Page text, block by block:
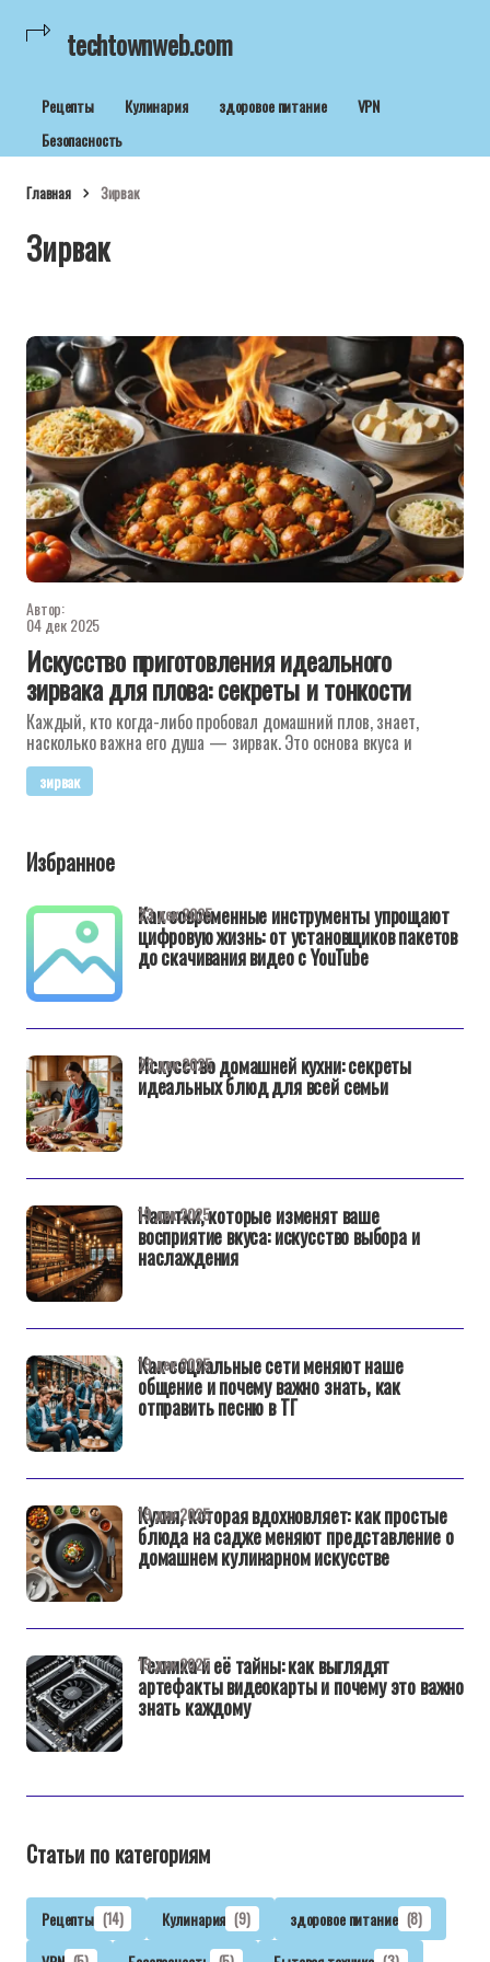
techtownweb.com
Рецепты Кулинария здоровое питание
VPN
Безопасность
Главная Зирвак
Зирвак
Автор:
04 дек 2025
Искусство приготовления идеального
зирвака для плова: секреты и тонкости
Каждый, кто когда-либо пробовал домашний плов, знает,
насколько важна его душа — зирвак. Это основа вкуса и
зирвак
Избранное
Как современные инструменты упрощают
цифровую жизнь: от установщиков пакетов
до скачивания видео с YouTube
23 дек 2025
Искусство домашней кухни: секреты
идеальных блюд для всей семьи
23 дек 2025
Напитки, которые изменят ваше
восприятие вкуса: искусство выбора и
наслаждения
19 дек 2025
Как социальные сети меняют наше
общение и почему важно знать, как
отправить песню в ТГ
19 дек 2025
Кухня, которая вдохновляет: как простые
блюда на садже меняют представление о
домашнем кулинарном искусстве
19 дек 2025
Техника и её тайны: как выглядят
артефакты видеокарты и почему это важно
знать каждому
19 дек 2025
Статьи по категориям
Рецепты (14) Кулинария (9) здоровое питание (8)